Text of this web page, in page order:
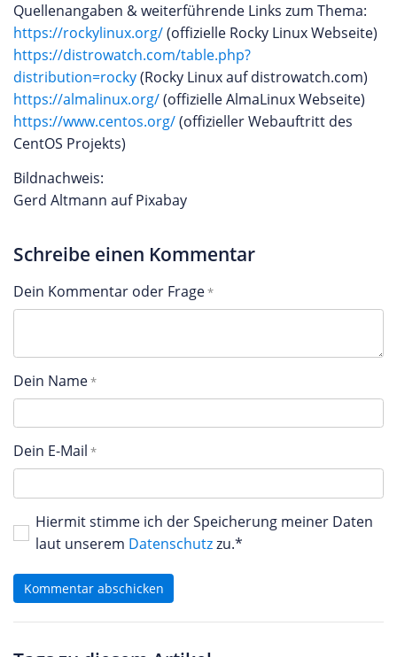
Quellenangaben & weiterführende Links zum Thema:
https://rockylinux.org/(offizielle Rocky Linux Webseite)
https://distrowatch.com/table.php?
distribution=rocky(Rocky Linux auf distrowatch.com)
https://almalinux.org/(offizielle AlmaLinux Webseite)
https://www.centos.org/(offizieller Webauftritt des
CentOS Projekts)
Bildnachweis:
Gerd Altmann auf Pixabay
Schreibe einen Kommentar
Dein Kommentar oder Frage
Dein Name
Dein E-Mail
Hiermit stimme ich der Speicherung meiner Daten
laut unserem Datenschutzzu.*
Kommentar abschicken